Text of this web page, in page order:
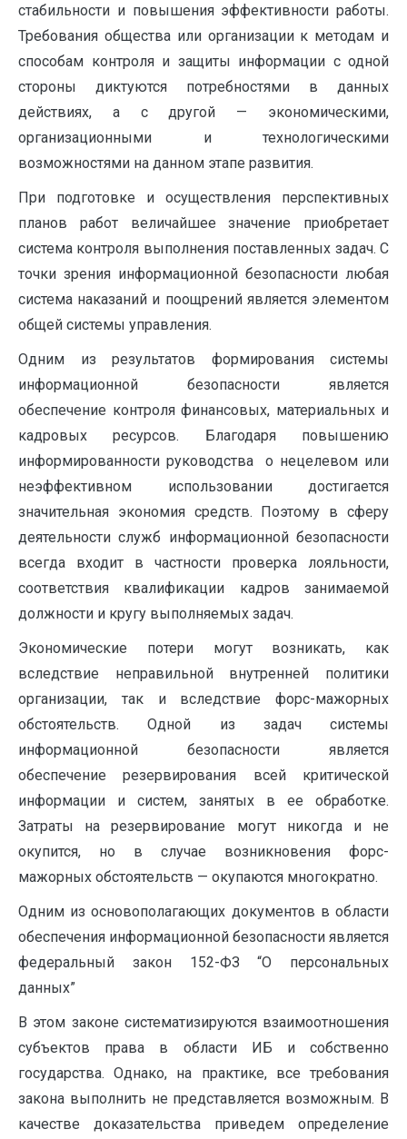
стабильности и повышения эффективности работы.
Требования общества или организации к методам и
способам контроля и защиты информации с одной
стороны диктуются потребностями в данных
действиях, а с другой — экономическими,
организационными и технологическими
возможностями на данном этапе развития.
При подготовке и осуществления перспективных
планов работ величайшее значение приобретает
система контроля выполнения поставленных задач. С
точки зрения информационной безопасности любая
система наказаний и поощрений является элементом
общей системы управления.
Одним из результатов формирования системы
информационной безопасности является
обеспечение контроля финансовых, материальных и
кадровых ресурсов. Благодаря повышению
информированности руководства о нецелевом или
неэффективном использовании достигается
значительная экономия средств. Поэтому в сферу
деятельности служб информационной безопасности
всегда входит в частности проверка лояльности,
соответствия квалификации кадров занимаемой
должности и кругу выполняемых задач.
Экономические потери могут возникать, как
вследствие неправильной внутренней политики
организации, так и вследствие форс-мажорных
обстоятельств. Одной из задач системы
информационной безопасности является
обеспечение резервирования всей критической
информации и систем, занятых в ее обработке.
Затраты на резервирование могут никогда и не
окупится, но в случае возникновения форс-
мажорных обстоятельств — окупаются многократно.
Одним из основополагающих документов в области
обеспечения информационной безопасности является
федеральный закон 152-ФЗ “О персональных
данных”
В этом законе систематизируются взаимоотношения
субъектов права в области ИБ и собственно
государства. Однако, на практике, все требования
закона выполнить не представляется возможным. В
качестве доказательства приведем определение